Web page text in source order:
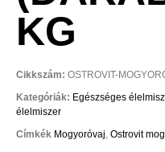
KG
Cikkszám: OSTROVIT-
Kategóriák: Egészséges
élelmiszer
Címkék Mogyoróvaj, Ostrovit